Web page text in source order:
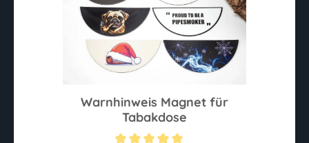
Warnhinweis Magnet für
Tabakdose